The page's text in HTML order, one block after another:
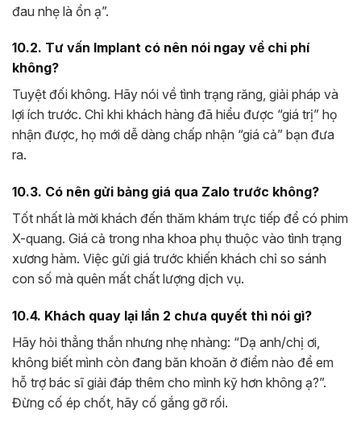
đau nhẹ là ổn ạ”.
10.2. Tư vấn Implant có nên nói ngay về chi phí
không?
Tuyệt đối không. Hãy nói về tình trạng răng, giải pháp và
lợi ích trước. Chỉ khi khách hàng đã hiểu được “giá trị” họ
nhận được, họ mới dễ dàng chấp nhận “giá cả” bạn đưa
ra.
10.3. Có nên gửi bảng giá qua Zalo trước không?
Tốt nhất là mời khách đến thăm khám trực tiếp để có phim
X-quang. Giá cả trong nha khoa phụ thuộc vào tình trạng
xương hàm. Việc gửi giá trước khiến khách chỉ so sánh
con số mà quên mất chất lượng dịch vụ.
10.4. Khách quay lại lần 2 chưa quyết thì nói gì?
Hãy hỏi thẳng thắn nhưng nhẹ nhàng: “Dạ anh/chị ơi,
không biết mình còn đang băn khoăn ở điểm nào để em
hỗ trợ bác sĩ giải đáp thêm cho mình kỹ hơn không ạ?”.
Đừng cố ép chốt, hãy cố gắng gỡ rối.